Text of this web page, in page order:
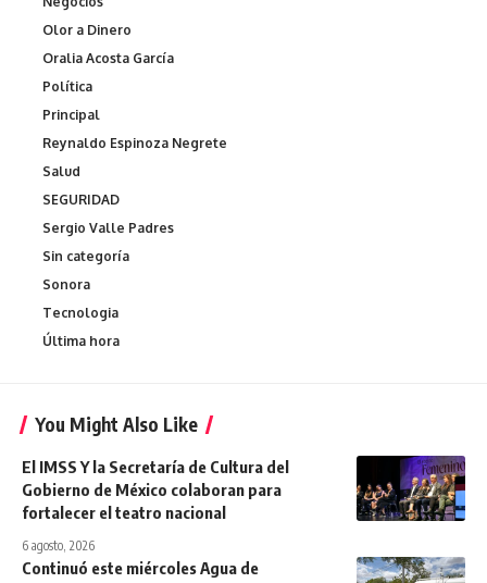
Olor a Dinero
Oralia Acosta García
Política
Principal
Reynaldo Espinoza Negrete
Salud
SEGURIDAD
Sergio Valle Padres
Sin categoría
Sonora
Tecnologia
Última hora
You Might Also Like
El IMSS Y la Secretaría de Cultura del
Gobierno de México colaboran para
fortalecer el teatro nacional
6 agosto, 2026
Continuó este miércoles Agua de